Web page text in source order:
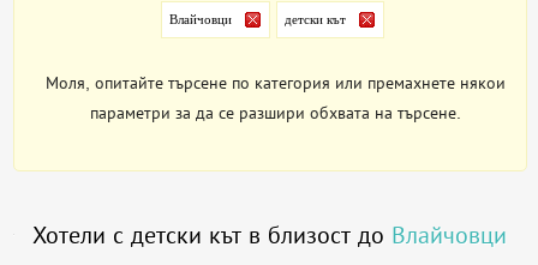
Влайчовци детски кът
Моля, опитайте търсене по категория или премахнете някои
параметри за да се разшири обхвата на търсене.
Хотели с детски кът в близост до Влайчовци